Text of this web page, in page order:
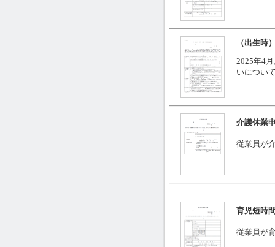
（出生時
2025年4
いについ
介護休業
従業員が
育児短時
従業員が